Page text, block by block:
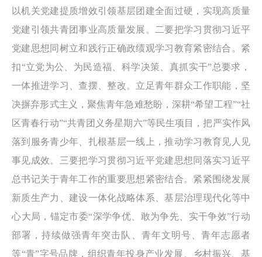
以机关党建提质增效引领基层团建全面过硬，实现高质量
党建引领共青团事业高质量发展。二要把学习贯彻习近平
党建思想同树立和践行正确政绩观学习教育紧密结合。紧
扣“立党为公、为民造福、科学决策、真抓实干”总要求，
一体推进学习、查摆、整改。立足青年群众工作职能，坚
决摒弃形式主义，聚焦青年急难愁盼，深耕“希望工程”“社
区青春行动”“共青团义务星期六”等民生项目，把严实作风
落到服务青少年、扎根基层一线上，推动学习教育见人见
事见成效。三要把学习贯彻习近平党建思想同落实习近平
总书记关于青年工作的重要思想紧密结合。紧紧围绕发展
新质生产力、建设一体化战略体系、基层治理现代化等中
心大局，锚定市委“深学争优、敢为争先、实干争效”行动
部署，持续做强青年突击队、青年文明号、青年志愿者
等“青”字号品牌，组织青年投身产业发展、乡村振兴、基